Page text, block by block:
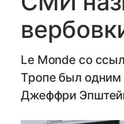
Le Monde со
Тропе был одним
Джеффри